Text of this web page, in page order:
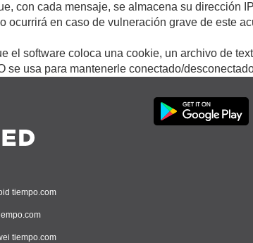
con cada mensaje, se almacena su dirección
ocurrirá en caso de vulneración grave de este
el software coloca una cookie, un archivo de
se usa para mantenerle conectado/
tiempo.com
tiempo.com